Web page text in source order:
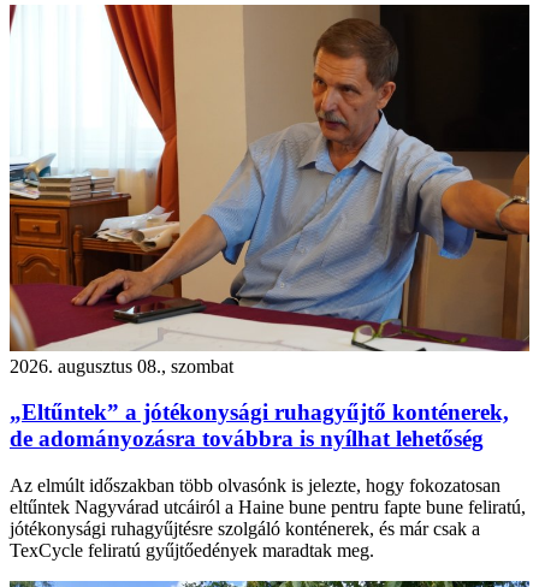
2026. augusztus 08., szombat
„Eltűntek” a jótékonysági ruhagyűjtő konténerek,
de adományozásra továbbra is nyílhat lehetőség
Az elmúlt időszakban több olvasónk is jelezte, hogy fokozatosan
eltűntek Nagyvárad utcáiról a Haine bune pentru fapte bune feliratú,
jótékonysági ruhagyűjtésre szolgáló konténerek, és már csak a
TexCycle feliratú gyűjtőedények maradtak meg.